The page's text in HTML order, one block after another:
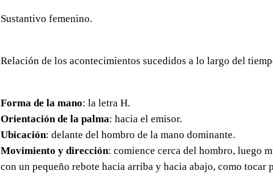
Sustantivo femenino.
Relación de los acontecimientos sucedidos a lo largo del
Forma de la mano: la letra H.
Orientación de la palma: hacia el emisor.
Ubicación: delante del hombro de la mano dominante.
Movimiento y dirección: comience cerca del hombro, luego
con un pequeño rebote hacia arriba y hacia abajo, como tocar